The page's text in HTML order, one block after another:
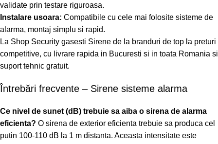
validate prin testare riguroasa.
Instalare usoara: Compatibile cu cele mai folosite sisteme de
alarma, montaj simplu si rapid.
La Shop Security gasesti Sirene de la branduri de top la preturi
competitive, cu livrare rapida in Bucuresti si in toata Romania si
suport tehnic gratuit.
Întrebări frecvente – Sirene sisteme alarma
Ce nivel de sunet (dB) trebuie sa aiba o sirena de alarma
eficienta? O sirena de exterior eficienta trebuie sa produca cel
putin 100-110 dB la 1 m distanta. Aceasta intensitate este